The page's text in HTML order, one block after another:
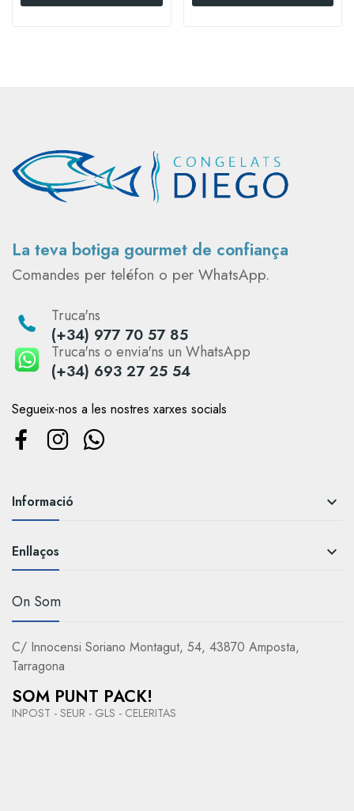
La teva botiga gourmet de confiança
Comandes per teléfon o per WhatsApp.
Truca'ns
(+34) 977 70 57 85
Truca'ns o envia'ns un WhatsApp
(+34) 693 27 25 54
Segueix-nos a les nostres xarxes socials
Informació 
Enllaços 
On Som
C/ Innocensi Soriano Montagut, 54, 43870 Amposta,
Tarragona
SOM PUNT PACK!
INPOST - SEUR - GLS - CELERITAS